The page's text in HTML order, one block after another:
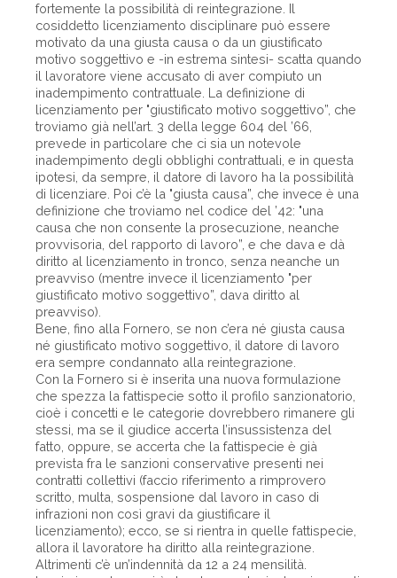
fortemente la possibilità di reintegrazione. Il
cosiddetto licenziamento disciplinare può essere
motivato da una giusta causa o da un giustificato
motivo soggettivo e -in estrema sintesi- scatta quando
il lavoratore viene accusato di aver compiuto un
inadempimento contrattuale. La definizione di
licenziamento per "giustificato motivo soggettivo”, che
troviamo già nell’art. 3 della legge 604 del ’66,
prevede in particolare che ci sia un notevole
inadempimento degli obblighi contrattuali, e in questa
ipotesi, da sempre, il datore di lavoro ha la possibilità
di licenziare. Poi c’è la "giusta causa”, che invece è una
definizione che troviamo nel codice del ’42: "una
causa che non consente la prosecuzione, neanche
provvisoria, del rapporto di lavoro”, e che dava e dà
diritto al licenziamento in tronco, senza neanche un
preavviso (mentre invece il licenziamento "per
giustificato motivo soggettivo”, dava diritto al
preavviso).
Bene, fino alla Fornero, se non c’era né giusta causa
né giustificato motivo soggettivo, il datore di lavoro
era sempre condannato alla reintegrazione.
Con la Fornero si è inserita una nuova formulazione
che spezza la fattispecie sotto il profilo sanzionatorio,
cioè i concetti e le categorie dovrebbero rimanere gli
stessi, ma se il giudice accerta l’insussistenza del
fatto, oppure, se accerta che la fattispecie è già
prevista fra le sanzioni conservative presenti nei
contratti collettivi (faccio riferimento a rimprovero
scritto, multa, sospensione dal lavoro in caso di
infrazioni non così gravi da giustificare il
licenziamento); ecco, se si rientra in quelle fattispecie,
allora il lavoratore ha diritto alla reintegrazione.
Altrimenti c’è un’indennità da 12 a 24 mensilità.